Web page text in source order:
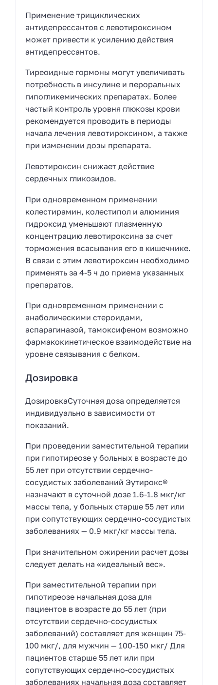
Применение трициклических
антидепрессантов с левотироксином
может привести к усилению действия
антидепрессантов.
Тиреоидные гормоны могут увеличивать
потребность в инсулине и пероральных
гипогликемических препаратах. Более
частый контроль уровня глюкозы крови
рекомендуется проводить в периоды
начала лечения левотироксином, а также
при изменении дозы препарата.
Левотироксин снижает действие
сердечных гликозидов.
При одновременном применении
колестирамин, колестипол и алюминия
гидроксид уменьшают плазменную
концентрацию левотироксина за счет
торможения всасывания его в кишечнике.
В связи с этим левотироксин необходимо
применять за 4-5 ч до приема указанных
препаратов.
При одновременном применении с
анаболическими стероидами,
аспарагиназой, тамоксифеном возможно
фармакокинетическое взаимодействие на
уровне связывания с белком.
Дозировка
ДозировкаСуточная доза определяется
индивидуально в зависимости от
показаний.
При проведении заместительной терапии
при гипотиреозе у больных в возрасте до
55 лет при отсутствии сердечно-
сосудистых заболеваний Эутирокс®
назначают в суточной дозе 1.6-1.8 мкг/кг
массы тела, у больных старше 55 лет или
при сопутствующих сердечно-сосудистых
заболеваниях — 0.9 мкг/кг массы тела.
При значительном ожирении расчет дозы
следует делать на «идеальный вес».
При заместительной терапии при
гипотиреозе начальная доза для
пациентов в возрасте до 55 лет (при
отсутствии сердечно-сосудистых
заболеваний) составляет для женщин 75-
100 мкг/, для мужчин — 100-150 мкг/ Для
пациентов старше 55 лет или при
сопутствующих сердечно-сосудистых
заболеваниях начальная доза составляет